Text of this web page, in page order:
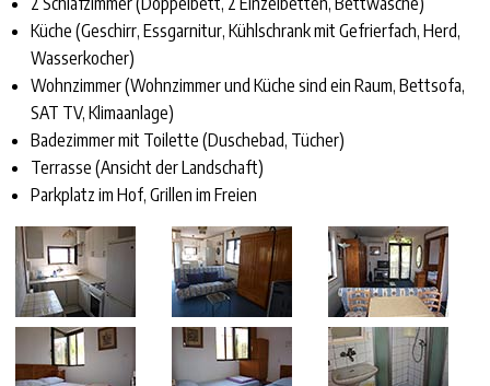
Küche (Geschirr, Essgarnitur, Kühlschrank mit Gefrierfach, Herd,
Wasserkocher)
Wohnzimmer (Wohnzimmer und Küche sind ein Raum, Bettsofa,
SAT TV, Klimaanlage)
Badezimmer mit Toilette (Duschebad, Tücher)
Terrasse (Ansicht der Landschaft)
Parkplatz im Hof, Grillen im Freien